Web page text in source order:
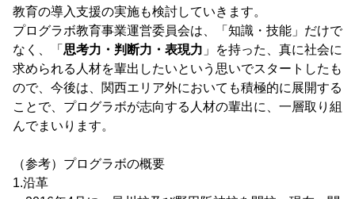
教育の導入支援の実施も検討していきます。
プログラボ教育事業運営委員会は、「知識・技能」だけで
なく、「 思考力・判断力・表現力 」を持った、真に社会に
求められる人材を輩出したいという思いでスタートしたも
ので、今後は、関西エリア外においても積極的に展開する
ことで、プログラボが志向する人材の輩出に、一層取り組
んでまいります。
（参考）プログラボの概要
1.沿革